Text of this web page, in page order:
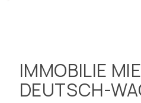
IMMOBILIE
DEUTSCH-